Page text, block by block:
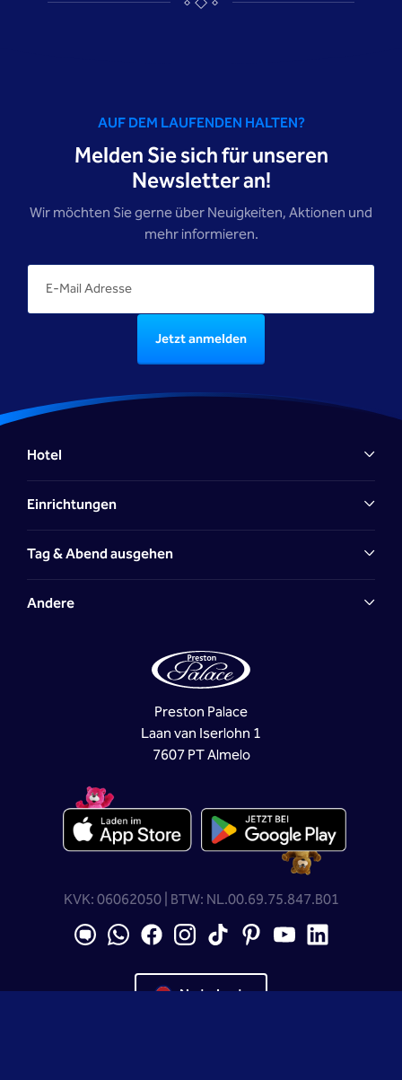
AUF DEM LAUFENDEN HALTEN?
Melden Sie sich für unseren
Newsletter an!
Wir möchten Sie gerne über Neuigkeiten, Aktionen und
mehr informieren.
Jetzt anmelden
Hotel
Einrichtungen
Tag & Abend ausgehen
Andere
Preston Palace
Laan van Iserlohn 1
7607 PT Almelo
KVK: 06062050 | BTW: NL.00.69.75.847.B01
Nederlands